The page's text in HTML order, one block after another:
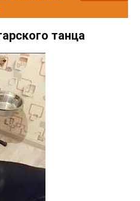
танца